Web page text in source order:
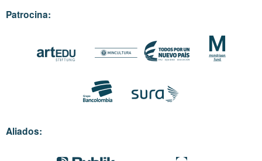
Patrocina:
Aliados: